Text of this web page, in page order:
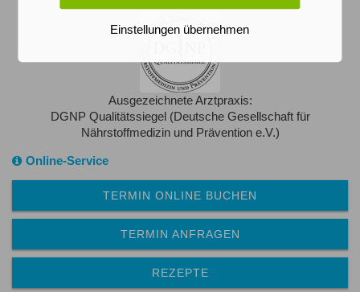
Ausgezeichnete Arztpraxis:
DGNP Qualitätssiegel (Deutsche Gesellschaft für
Nährstoffmedizin und Prävention e.V.)
Online-Service
TERMIN ONLINE BUCHEN
TERMIN ANFRAGEN
REZEPTE
Einstellungen übernehmen